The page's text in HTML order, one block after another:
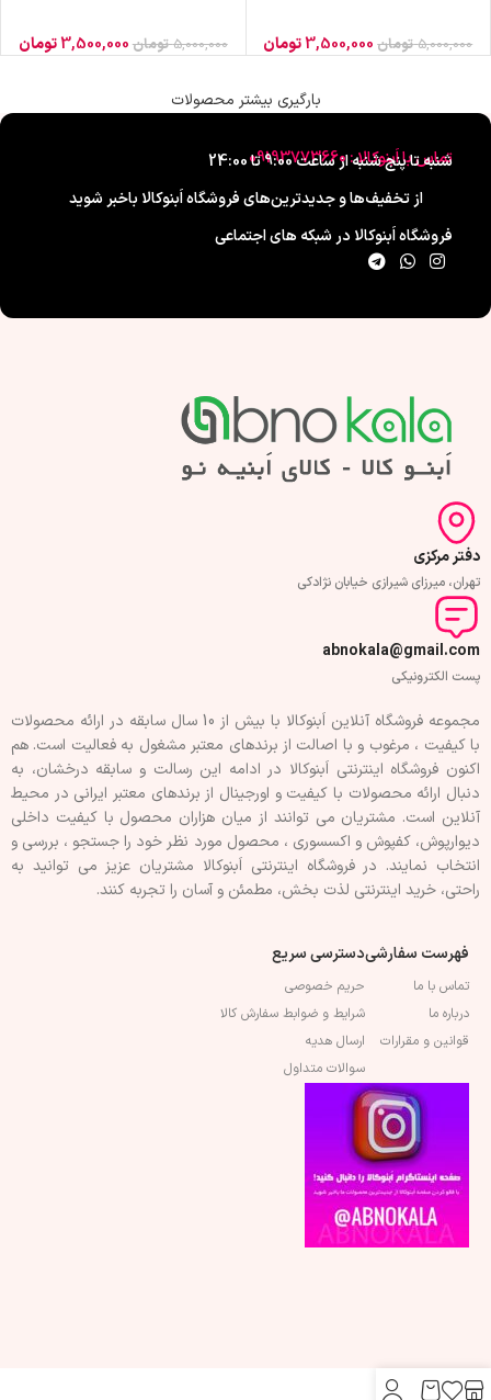
5,000,000 تومان 3,500,000تومان 5,000,000 تومان 3,500,000تومان
بارگیری بیشتر محصولات
تماس با اَبنوکالا : 09193773660
شنبه تا پنج شنبه از ساعت 9:00 تا 24:00
از تخفیف‌ها و جدیدترین‌های فروشگاه اَبنوکالا باخبر شوید
فروشگاه اَبنوکالا در شبکه های اجتماعی
دفتر مرکزی
تهران، میرزای شیرازی خیابان نژادکی
abnokala@gmail.com
پست الکترونیکی
مجموعه فروشگاه آنلاین اَبنوکالا با بیش از 10 سال سابقه در ارائه محصولات
با کيفيت ، مرغوب و با اصالت از برندهای معتبر مشغول به فعاليت است. هم
اکنون فروشگاه اینترنتی اَبنوکالا در ادامه اين رسالت و سابقه درخشان، به
دنبال ارائه محصولات با کيفيت و اورجينال از برندهای معتبر ايرانی در محيط
آنلاين است. مشتريان می توانند از ميان هزاران محصول با کيفيت داخلی
دیوارپوش، کفپوش و اکسسوری ، محصول مورد نظر خود را جستجو ، بررسی و
انتخاب نمايند. در فروشگاه اینترنتی اَبنوکالا مشتريان عزیز می توانيد به
راحتی، خرید اینترنتی لذت بخش، مطمئن و آسان را تجربه کنند.
فهرست سفارشی
تماس با ما
درباره ما
قوانین و مقرارات
دسترسی سریع
حریم خصوصی
شرایط و ضوابط سفارش کالا
ارسال هدیه
سوالات متداول